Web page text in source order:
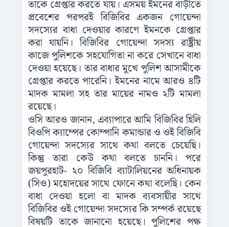
তাকে গ্রেপ্তার করতে যায়। এসময় ইমনের বাড়ীতে
প্রবেশের পরপরই বিজিবির একজন গোয়েন্দা
সদস্যের বাধা দেওয়ার কারণে ইমনকে গ্রেপ্তার
করা যায়নি। বিজিবির গোয়েন্দা সদস্য রাষ্ট্রীয়
কাজে পুলিশকে সহযোগিতা না করে সেখানে বাধা
দেওয়া হয়েছে। তার বাধার মুখে পুলিশ আসামীকে
গ্রেপ্তার করতে পারেনি। ইমনের নামে আরও ৪টি
মাদক মামলা সহ তার মায়ের নামও ২টি মামলা
রয়েছে।
ওসি আরও জানান, এব্যাপারে আমি বিজিবির হিলি
বিওপি ক্যাম্পের কোম্পানি কমান্ডার ও ওই বিজিবি
গোয়েন্দা সদস্যের সাথে কথা বলতে চেয়েছি।
কিন্তু তারা কেউ কথা বলতে চাননি। পরে
জয়পুরহাট- ২০ বিজিবি ব্যাটালিয়নের অধিনায়ক
(সিও) মহোদয়ের সাথে ফোনে কথা বলেছি। কেন
বাধা দেওয়া হলো বা মাদক ব্যবসায়ীর সাথে
বিজিবির ওই গোয়েন্দা সদস্যের কি সম্পর্ক রয়েছে
বিষয়টি তাকে জানানো হয়েছে। পুলিশের পক্ষ